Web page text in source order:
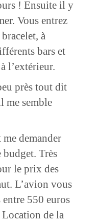
! Ensuite il y
Vous entrez
à
bars et
l’extérieur.
près tout dit
me semble
demander
Très
le prix des
L’avion vous
550 euros
Location de la